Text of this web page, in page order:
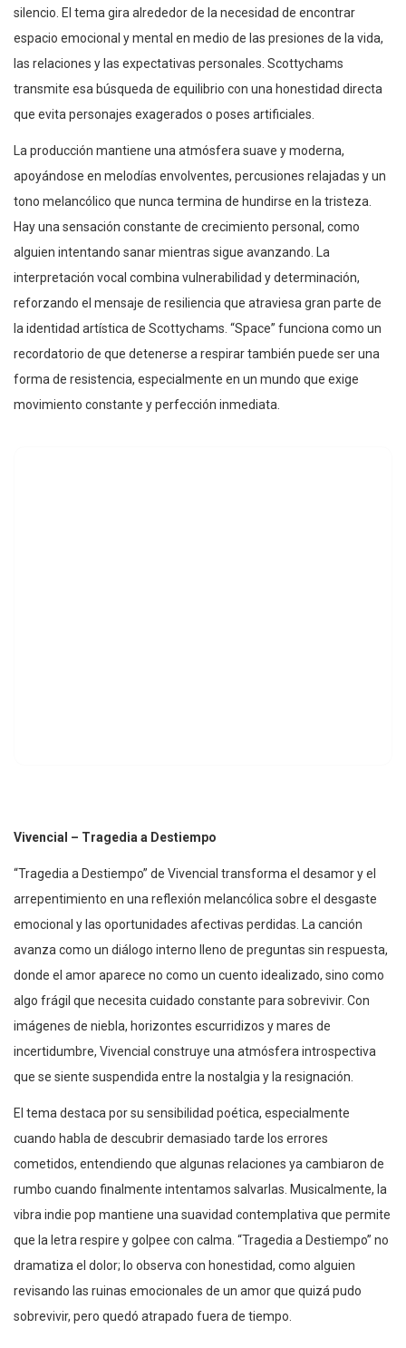
silencio. El tema gira alrededor de la necesidad de encontrar
espacio emocional y mental en medio de las presiones de la vida,
las relaciones y las expectativas personales. Scottychams
transmite esa búsqueda de equilibrio con una honestidad directa
que evita personajes exagerados o poses artificiales.
La producción mantiene una atmósfera suave y moderna,
apoyándose en melodías envolventes, percusiones relajadas y un
tono melancólico que nunca termina de hundirse en la tristeza.
Hay una sensación constante de crecimiento personal, como
alguien intentando sanar mientras sigue avanzando. La
interpretación vocal combina vulnerabilidad y determinación,
reforzando el mensaje de resiliencia que atraviesa gran parte de
la identidad artística de Scottychams. “Space” funciona como un
recordatorio de que detenerse a respirar también puede ser una
forma de resistencia, especialmente en un mundo que exige
movimiento constante y perfección inmediata.
Vivencial – Tragedia a Destiempo
“Tragedia a Destiempo” de Vivencial transforma el desamor y el
arrepentimiento en una reflexión melancólica sobre el desgaste
emocional y las oportunidades afectivas perdidas. La canción
avanza como un diálogo interno lleno de preguntas sin respuesta,
donde el amor aparece no como un cuento idealizado, sino como
algo frágil que necesita cuidado constante para sobrevivir. Con
imágenes de niebla, horizontes escurridizos y mares de
incertidumbre, Vivencial construye una atmósfera introspectiva
que se siente suspendida entre la nostalgia y la resignación.
El tema destaca por su sensibilidad poética, especialmente
cuando habla de descubrir demasiado tarde los errores
cometidos, entendiendo que algunas relaciones ya cambiaron de
rumbo cuando finalmente intentamos salvarlas. Musicalmente, la
vibra indie pop mantiene una suavidad contemplativa que permite
que la letra respire y golpee con calma. “Tragedia a Destiempo” no
dramatiza el dolor; lo observa con honestidad, como alguien
revisando las ruinas emocionales de un amor que quizá pudo
sobrevivir, pero quedó atrapado fuera de tiempo.